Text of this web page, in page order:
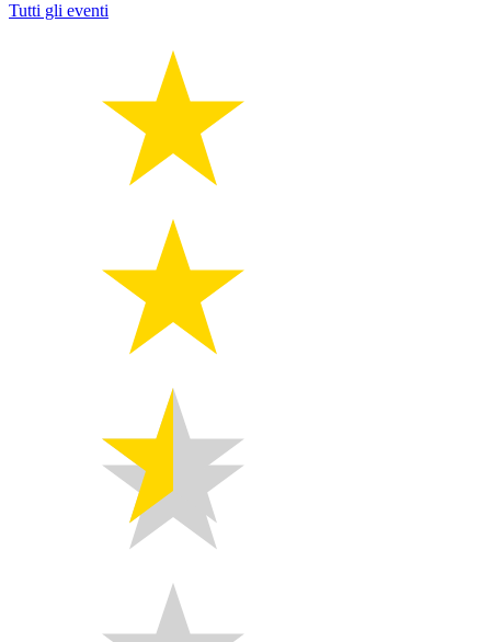
Tutti gli eventi